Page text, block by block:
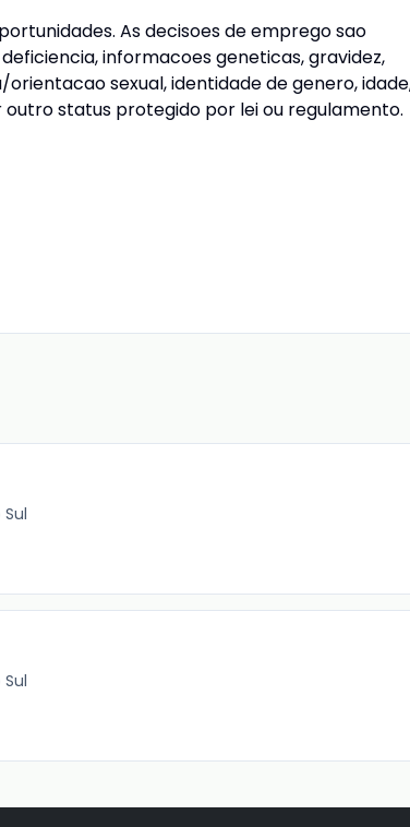
As decisoes de emprego sao
informacoes geneticas, gravidez,
sexual, identidade de genero,
status protegido por lei ou regulamento.